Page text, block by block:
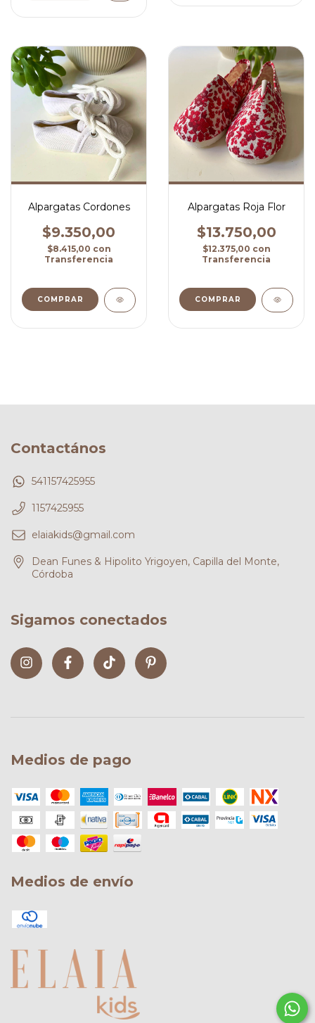
Alpargatas Cordones
$9.350,00
$8.415,00 con
Transferencia
COMPRAR
Alpargatas Roja Flor
$13.750,00
$12.375,00 con
Transferencia
COMPRAR
Contactános
541157425955
1157425955
elaiakids@gmail.com
Dean Funes & Hipolito Yrigoyen, Capilla del Monte,
Córdoba
Sigamos conectados
Medios de pago
Medios de envío